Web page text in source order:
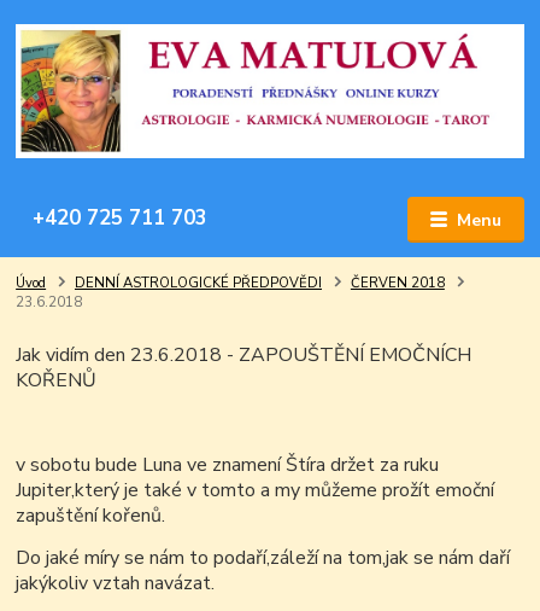
Menu
+420 725 711 703
Úvod DENNÍ ASTROLOGICKÉ PŘEDPOVĚDI
ČERVEN 2018
23.6.2018
Jak vidím den 23.6.2018 - ZAPOUŠTĚNÍ EMOČNÍCH
KOŘENŮ
v sobotu bude Luna ve znamení Štíra držet za ruku
Jupiter,který je také v tomto a my můžeme prožít emoční
zapuštění kořenů.
Do jaké míry se nám to podaří,záleží na tom,jak se nám daří
jakýkoliv vztah navázat.